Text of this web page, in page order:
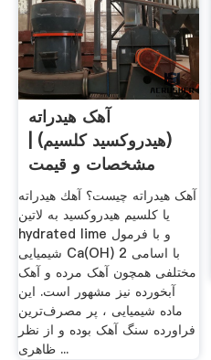
آهک هیدراته
(هیدروکسید کلسیم) |
مشخصات و قیمت
فروش .
آهک هیدراته چیست؟ آهك هیدراته
یا کلسیم هیدروکسید به لاتین
hydrated lime و با فرمول
شیمیایی Ca(OH) 2 با اسامی
مختلفی همچون آهک مرده و آهک
آبخورده نیز مشهور است. این
ماده شیمیایی ، پر مصرف‌ترین
فراورده سنگ آهک بوده و از نظر
ظاهری ...